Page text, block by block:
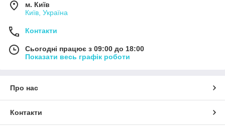
м. Київ
Київ, Україна
Контакти
Сьогодні працює з 09:00 до 18:00
Показати весь графік роботи
Про нас
Контакти